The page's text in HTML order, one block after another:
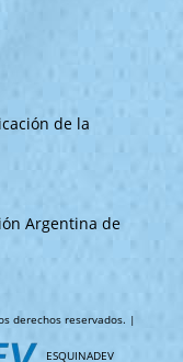
de la
Argentina de
derechos reservados. |
ESQUINADEV